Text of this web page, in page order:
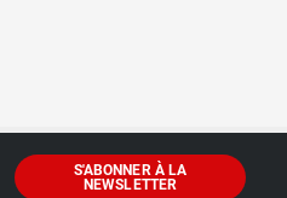
S'ABONNER À LA
NEWSLETTER